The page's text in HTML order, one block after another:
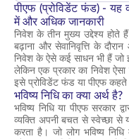
पीएफ (प्रोविडेंट फंड) -
में और अधिक जानकारी
निवेश के तीन मुख्य उद्देश्य होते
बढ़ाना और सेवानिवृत्ति के
निवेश के ऐसे कई साधन भी हैं जो
लेकिन एक प्रकार का निवेश ऐसा
इसे प्रोविडेंट फंड या पीएफ कहते
भविष्य निधि का क्या अर्थ है?
भविष्य निधि या पीएफ सरकार
व्यक्ति अपनी बचत से स्वेच्छा से
करता है। जो लोग भविष्य